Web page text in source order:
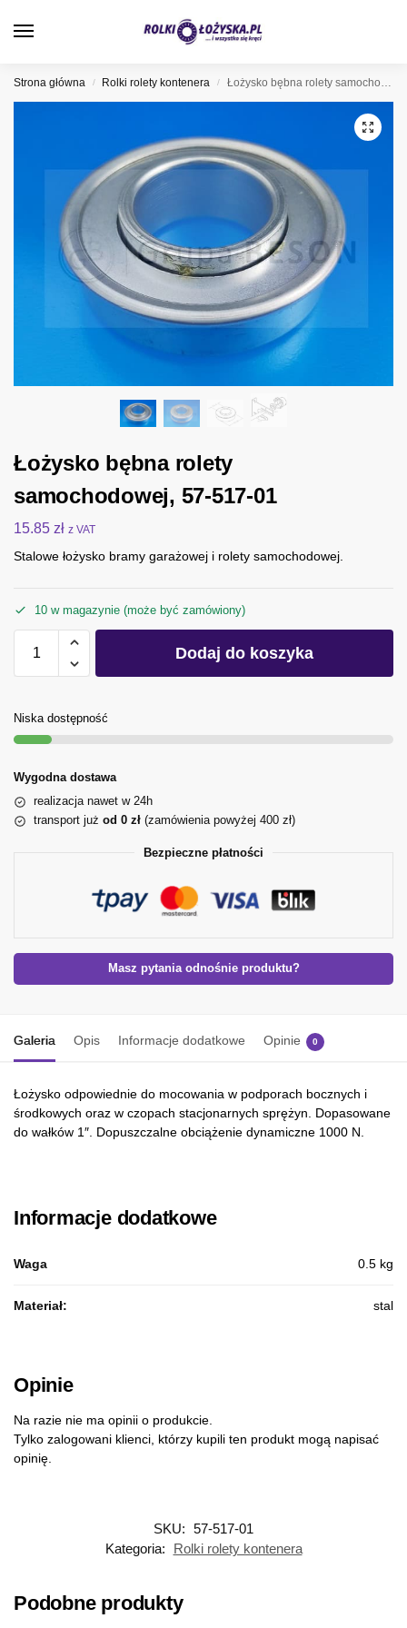
Strona główna / Rolki rolety kontenera / Łożysko bębna rolety samochodowej, 57-517-01
Łożysko bębna rolety
samochodowej, 57-517-01
15.85 zł z VAT
Stalowe łożysko bramy garażowej i rolety samochodowej.
10 w magazynie (może być zamówiony)
Dodaj do koszyka
Niska dostępność
Wygodna dostawa
realizacja nawet w 24h
transport już od 0 zł (zamówienia powyżej 400 zł)
Bezpieczne płatności
Masz pytania odnośnie produktu?
Galeria Opis Informacje dodatkowe Opinie 0
Łożysko odpowiednie do mocowania w podporach bocznych i
środkowych oraz w czopach stacjonarnych sprężyn. Dopasowane
do wałków 1″. Dopuszczalne obciążenie dynamiczne 1000 N.
Informacje dodatkowe
Waga 0.5 kg
Materiał: stal
Opinie
Na razie nie ma opinii o produkcie.
Tylko zalogowani klienci, którzy kupili ten produkt mogą napisać
opinię.
SKU: 57-517-01
Kategoria:
Rolki rolety kontenera
Podobne produkty